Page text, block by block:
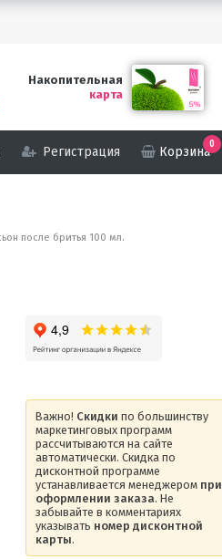
Накопительная
карта
Регистрация Корзина
0
после бритья 100 мл.
Важно! Скидки по большинству
маркетинговых программ
рассчитываются на сайте
автоматически. Скидка по
дисконтной программе
устанавливается менеджером при
оформлении заказа. Не
забывайте в комментариях
указывать номер дисконтной
карты.